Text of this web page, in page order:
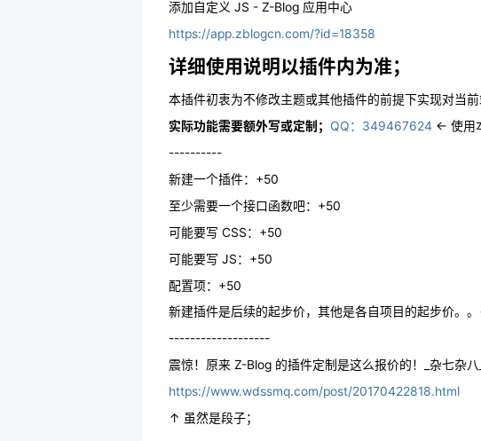
添加自定义 JS - Z-Blog 应用中心
https://app.zblogcn.com/?id=18358
详细使用说明以插件内为准；
本插件初衷为不修改主题或其他插件的前提下实现对当
实际功能需要额外写或定制； QQ：349467624 ← 使用
----------
新建一个插件：+50
至少需要一个接口函数吧：+50
可能要写 CSS：+50
可能要写 JS：+50
配置项：+50
新建插件是后续的起步价，其他是各自项目的起步价。
-------------------
震惊！原来 Z-Blog 的插件定制是这么报价的！_杂七杂
https://www.wdssmq.com/post/20170422818.html
↑ 虽然是段子；